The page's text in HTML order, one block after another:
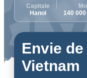
Capitale
Hanoi
140
Envie
Vietnam